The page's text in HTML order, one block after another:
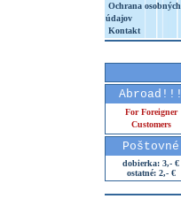
Ochrana osobných
údajov
Kontakt
Abroad!!!
For Foreigner
Customers
Poštovné
dobierka: 3,- €
ostatné: 2,- €